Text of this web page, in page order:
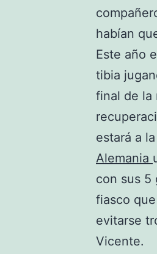
habían
Este año
tibia
final de la
estará a
Alemania
con sus 5
fiasco
evitarse
Vicente.